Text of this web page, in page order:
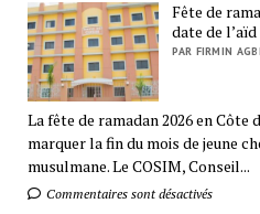
Fête de
date de
PAR FIRMIN
La fête de ramadan 2026 en Côte
marquer la fin du mois de jeune
musulmane. Le COSIM, Conseil...
Commentaires sont désactivés